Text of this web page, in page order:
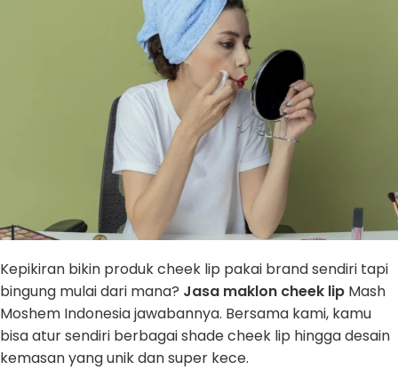
Kepikiran bikin produk cheek lip pakai brand sendiri tapi
bingung mulai dari mana? Jasa maklon cheek lip Mash
Moshem Indonesia jawabannya. Bersama kami, kamu
bisa atur sendiri berbagai shade cheek lip hingga desain
kemasan yang unik dan super kece.